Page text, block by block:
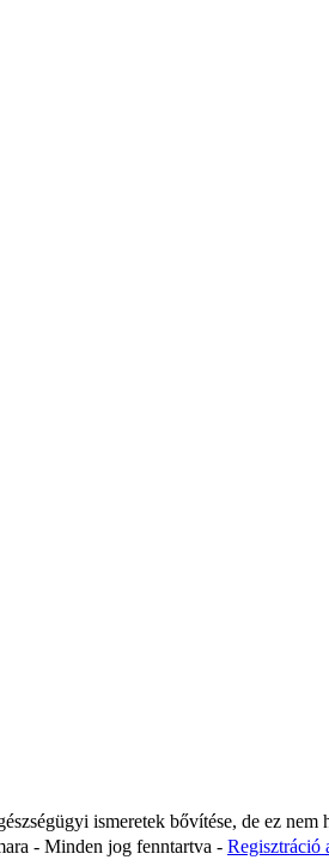
ismeretek bővítése, de ez
- Minden jog fenntartva - Regisztráció